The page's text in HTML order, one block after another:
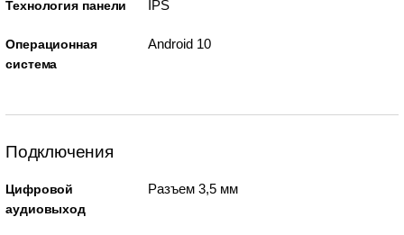
Технология панели IPS
Операционная
система
Android 10
Подключения
Цифровой
аудиовыход
Разъем 3,5 мм